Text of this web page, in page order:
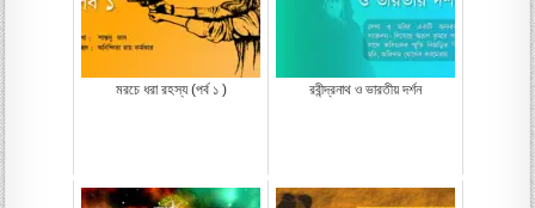
মরচে ধরা রহস্য (পর্ব ১ ) রবীন্দ্রনাথ ও ভারতীয় দর্শন